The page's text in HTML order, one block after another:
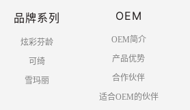
品牌系列
炫彩芬龄
可绮
雪玛丽
OEM
OEM简介
产品优势
合作伙伴
适合OEM的伙伴